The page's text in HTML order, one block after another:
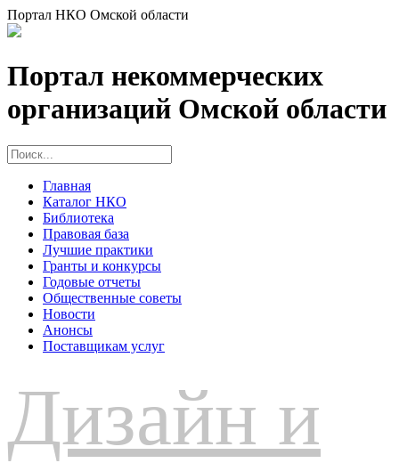
Портал НКО Омской области
Портал некоммерческих
организаций Омской области
Главная
Каталог НКО
Библиотека
Правовая база
Лучшие практики
Гранты и конкурсы
Годовые отчеты
Общественные советы
Новости
Анонсы
Поставщикам услуг
Дизайн и